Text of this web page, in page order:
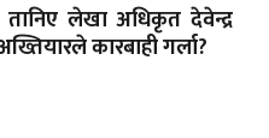
तानिए लेखा अधिकृत देवेन्द्र
कारबाही गर्ला?